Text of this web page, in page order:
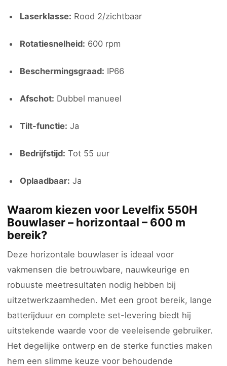
Laserklasse: Rood 2/zichtbaar
Rotatiesnelheid: 600 rpm
Beschermingsgraad: IP66
Afschot: Dubbel manueel
Tilt-functie: Ja
Bedrijfstijd: Tot 55 uur
Oplaadbaar: Ja
Waarom kiezen voor Levelfix 550H
Bouwlaser – horizontaal – 600 m
bereik?
Deze horizontale bouwlaser is ideaal voor
vakmensen die betrouwbare, nauwkeurige en
robuuste meetresultaten nodig hebben bij
uitzetwerkzaamheden. Met een groot bereik, lange
batterijduur en complete set-levering biedt hij
uitstekende waarde voor de veeleisende gebruiker.
Het degelijke ontwerp en de sterke functies maken
hem een slimme keuze voor behoudende